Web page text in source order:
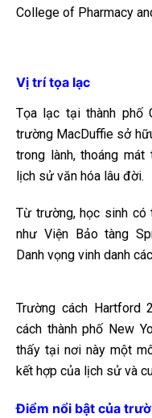
College of Pharmacy
Vị trí tọa lạc
Tọa lạc tại thành phố
trường MacDuffie sở
trong lành, thoáng
lịch sử văn hóa lâu đời.
Từ trường, học sinh
như Viện Bảo tàng
Danh vọng vinh danh
Trường cách Hartford
cách thành phố New
thấy tại nơi này một
kết hợp của lịch sử và
Điểm nổi bật của